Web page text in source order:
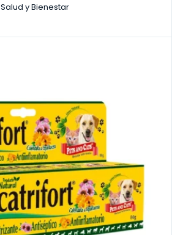
Salud y Bienestar